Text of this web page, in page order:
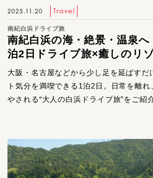
2025.11.20 Travel
南紀白浜ドライブ旅
南紀白浜の海・絶景・温泉
泊2日ドライブ旅×癒しのリ
大阪・名古屋などから少し足を延ばすだ
ト気分を満喫できる1泊2日。日常を離
やされる“大人の白浜ドライブ旅”をご紹